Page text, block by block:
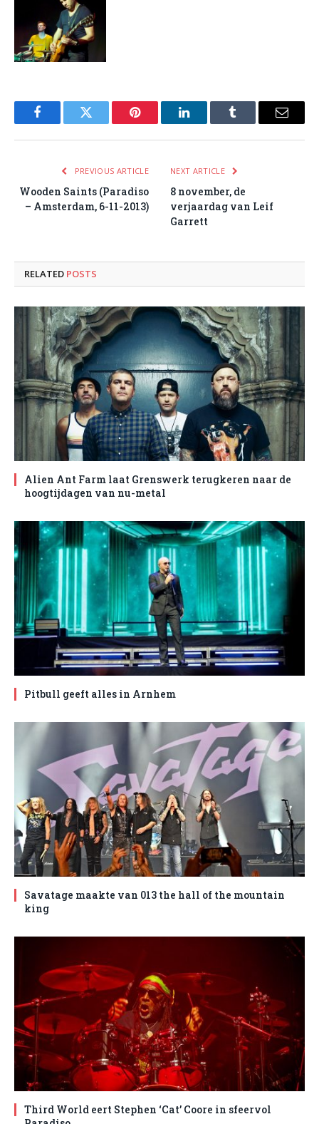
FacebookTwitter Pinterest LinkedInTumblr Email
PREVIOUS ARTICLE
Wooden Saints (Paradiso
– Amsterdam, 6-11-2013)
NEXT ARTICLE
8 november, de
verjaardag van Leif
Garrett
RELATED POSTS
Alien Ant Farm laat Grenswerk terugkeren naar de
hoogtijdagen van nu-metal
Pitbull geeft alles in Arnhem
Savatage maakte van 013 the hall of the mountain
king
Third World eert Stephen ‘Cat’ Coore in sfeervol